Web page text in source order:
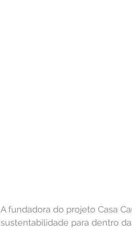
A fundadora do projeto Casa
sustentabilidade para dentro